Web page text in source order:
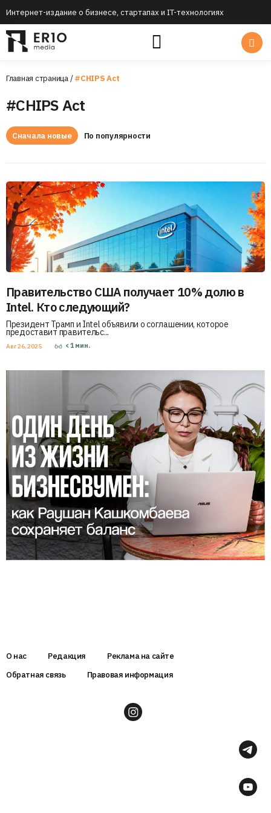
Интернет-издание о бизнесе, стартапах и IT-технологиях
Главная страница/#CHIPS Act
#CHIPS Act
Сначала новые По популярности
Правительство США получает 10% долю в
Intel. Кто следующий?
Президент Трамп и Intel объявили о соглашении, которое
предоставит правительс...
Авг 26, 2025 < 1 мин.
О нас Редакция
Реклама на сайте
Обратная связь
Правовая информация